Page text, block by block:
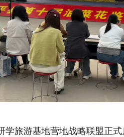
学旅游基地营地战略联盟正